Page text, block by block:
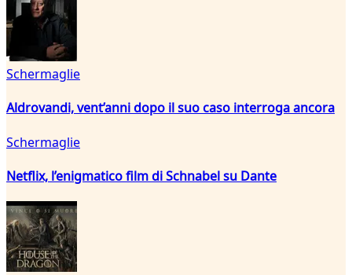
Schermaglie
Aldrovandi, vent’anni dopo il suo caso interroga ancora
Schermaglie
Netflix, l’enigmatico film di Schnabel su Dante